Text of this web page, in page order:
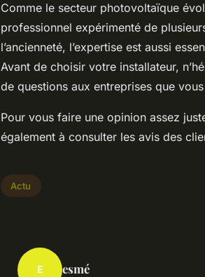
Comme le secteur photovoltaïque
professionnel expérimenté de
l’ancienneté, l’expertise est aussi
Avant de choisir votre installateur,
de questions aux entreprises que
Pour vous faire une opinion assez
également à consulter les avis des
Actu
E esmé